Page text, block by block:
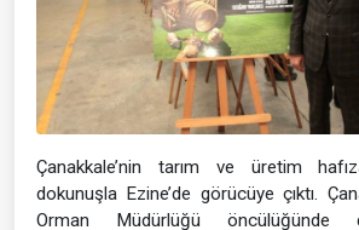
Çanakkale’nin tarım ve üretim
dokunuşla Ezine’de görücüye çıktı.
Orman Müdürlüğü öncülüğünde